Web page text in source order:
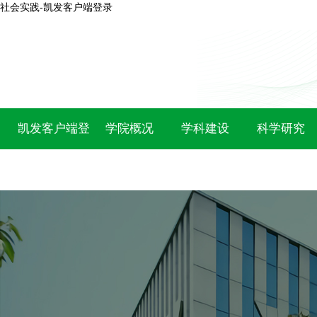
社会实践-凯发客户端登录
凯发客户端登 学院概况 学科建设 科学研究